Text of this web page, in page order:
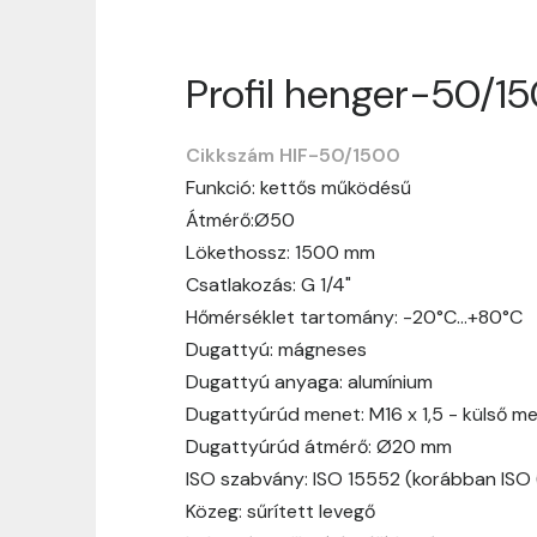
Profil henger-50/
Cikkszám HIF-50/1500
Funkció: kettős működésű
Átmérő:Ø50
Lökethossz: 1500 mm
Csatlakozás: G 1/4"
Hőmérséklet tartomány: -20°C…+80°C
Dugattyú: mágneses
Dugattyú anyaga: alumínium
Dugattyúrúd menet: M16 x 1,5 - külső
Dugattyúrúd átmérő: Ø20 mm
ISO szabvány: ISO 15552 (korábban ISO
Közeg: sűrített levegő
Szállítási
Nagyon köszönjük, hogy
vásárlásotok gördülékenyen és
hosszabb ideig tart, előre
Szállítási díj:
A szállítási díj függ
megtekinthetitek, mielőtt a